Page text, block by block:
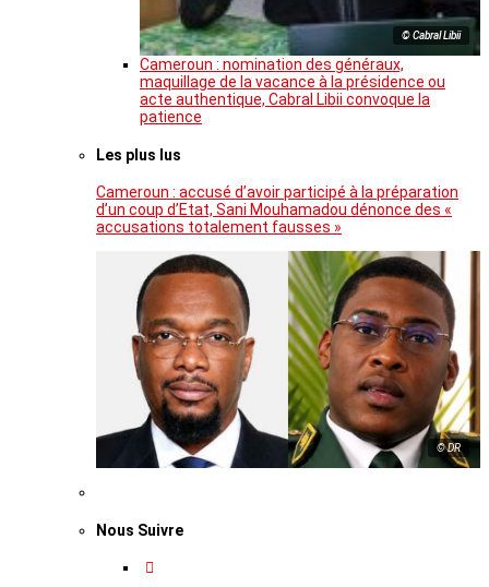
© Cabral Libii
Cameroun : nomination des généraux,
maquillage de la vacance à la présidence ou
acte authentique, Cabral Libii convoque la
patience
Les plus lus
Cameroun : accusé d’avoir participé à la préparation
d’un coup d’Etat, Sani Mouhamadou dénonce des «
accusations totalement fausses »
© DR
Nous Suivre